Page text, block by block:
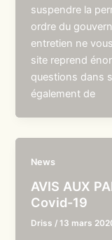
suspendre la
ordre du
entretien ne
site reprend
questions dans
également de
News
AVIS AUX
Covid-19
Driss /13 mars